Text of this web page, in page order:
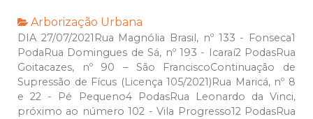
Arborização Urbana
DIA 27/07/2021Rua Magnólia Brasil, nº 133 - Fonseca1
PodaRua Domingues de Sá, nº 193 - Icaraí2 PodasRua
Goitacazes, nº 90 – São FranciscoContinuação de
Supressão de Fícus (Licença 105/2021)Rua Maricá, nº 8
e 22 - Pé Pequeno4 PodasRua Leonardo da Vinci,
próximo ao número 102 - Vila Progresso12 PodasRua